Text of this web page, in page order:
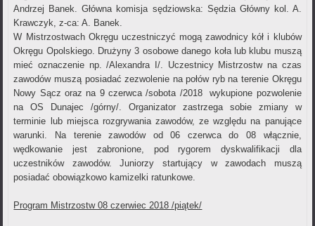
Andrzej Banek. Główna komisja sędziowska: Sędzia Główny kol. A.
Krawczyk, z-ca: A. Banek.
W Mistrzostwach Okręgu uczestniczyć mogą zawodnicy kół i klubów
Okręgu Opolskiego. Drużyny 3 osobowe danego koła lub klubu muszą
mieć oznaczenie np. /Alexandra I/. Uczestnicy Mistrzostw na czas
zawodów muszą posiadać zezwolenie na połów ryb na terenie Okręgu
Nowy Sącz oraz na 9 czerwca /sobota /2018 wykupione pozwolenie
na OS Dunajec /górny/. Organizator zastrzega sobie zmiany w
terminie lub miejsca rozgrywania zawodów, ze względu na panujące
warunki. Na terenie zawodów od 06 czerwca do 08 włącznie,
wędkowanie jest zabronione, pod rygorem dyskwalifikacji dla
uczestników zawodów. Juniorzy startujący w zawodach muszą
posiadać obowiązkowo kamizelki ratunkowe.
Program Mistrzostw 08 czerwiec 2018 /piątek/